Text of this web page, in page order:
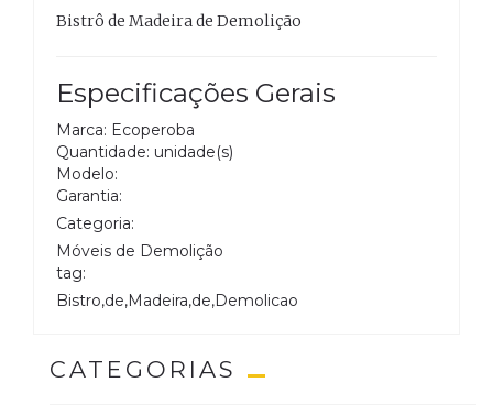
Bistrô de Madeira de Demolição
Especificações Gerais
Marca: Ecoperoba
Quantidade: unidade(s)
Modelo:
Garantia:
Categoria:
Móveis de Demolição
tag:
Bistro,de,Madeira,de,Demolicao
CATEGORIAS